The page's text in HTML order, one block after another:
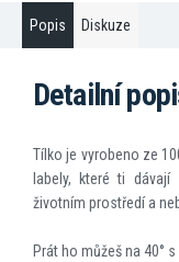
Popis Diskuze
Detailní
Tílko je vyrobeno ze
labely, které ti
životním prostředí a
Prát ho můžeš na 40°